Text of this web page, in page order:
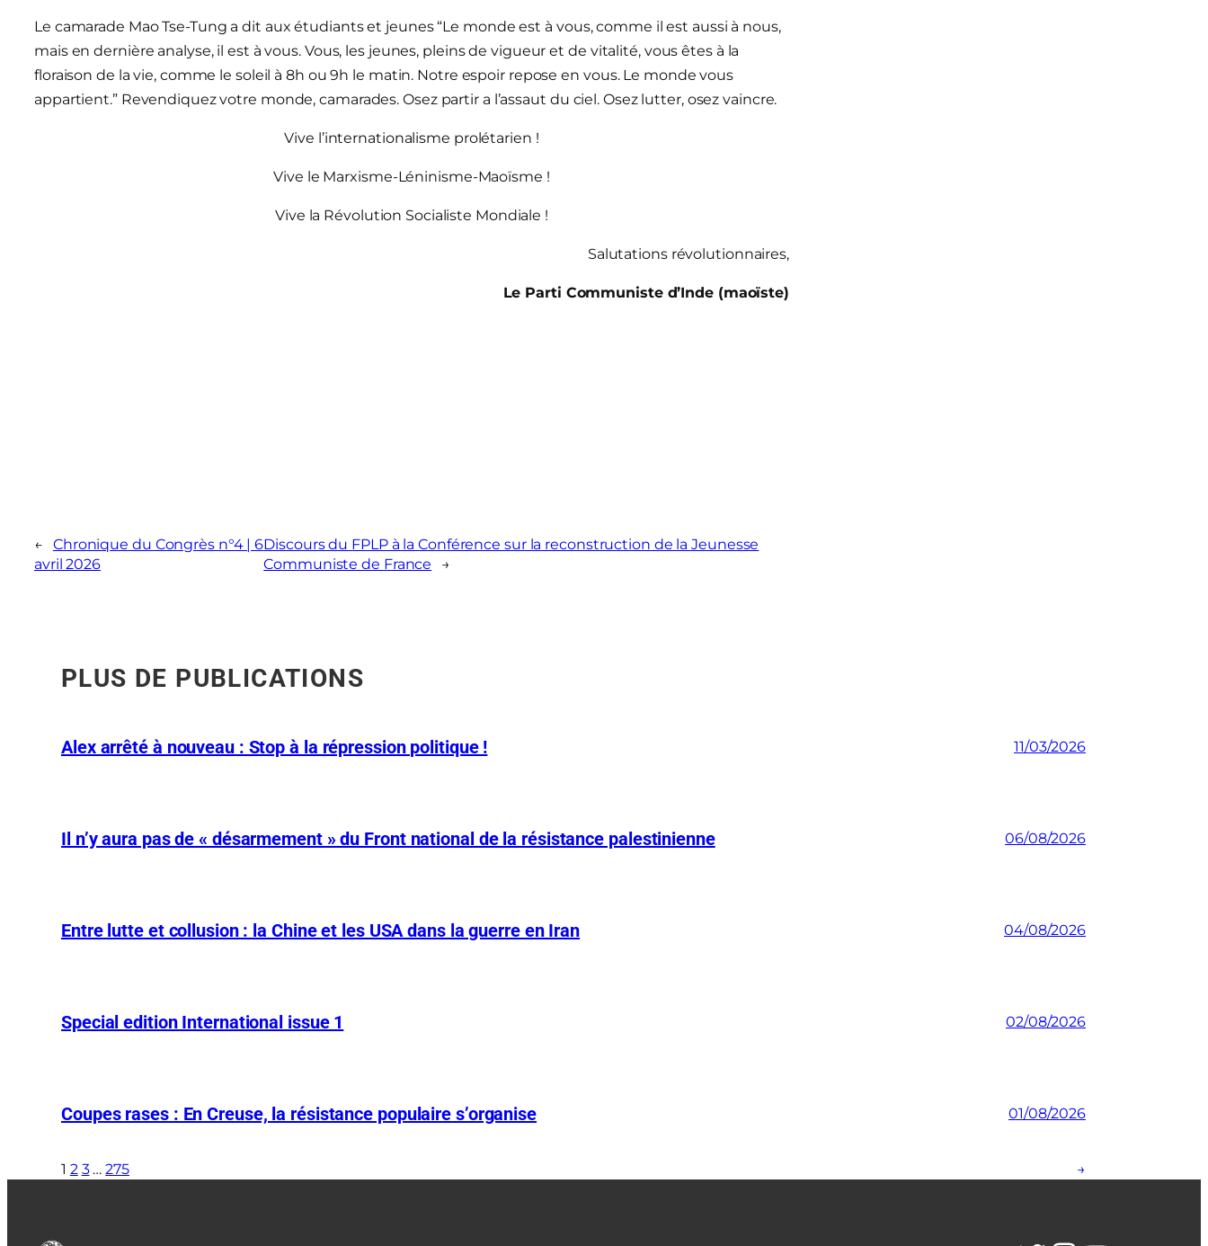
Le camarade Mao Tse-Tung a dit aux étudiants et jeunes “Le monde est à vous, comme il est aussi à nous,
mais en dernière analyse, il est à vous. Vous, les jeunes, pleins de vigueur et de vitalité, vous êtes à la
floraison de la vie, comme le soleil à 8h ou 9h le matin. Notre espoir repose en vous. Le monde vous
appartient.” Revendiquez votre monde, camarades. Osez partir a l’assaut du ciel. Osez lutter, osez vaincre.
Vive l’internationalisme prolétarien !
Vive le Marxisme-Léninisme-Maoïsme !
Vive la Révolution Socialiste Mondiale !
Salutations révolutionnaires,
Le Parti Communiste d’Inde (maoïste)
←
Chronique du Congrès n°4 | 6
avril 2026
Discours du FPLP à la Conférence sur la reconstruction de la Jeunesse
Communiste de France
→
PLUS DE PUBLICATIONS
Alex arrêté à nouveau : Stop à la répression politique ! 11/03/2026
Il n’y aura pas de « désarmement » du Front national de la résistance palestinienne 06/08/2026
Entre lutte et collusion : la Chine et les USA dans la guerre en Iran 04/08/2026
Special edition International issue 1 02/08/2026
Coupes rases : En Creuse, la résistance populaire s’organise 01/08/2026
1 2 3 … 275 →